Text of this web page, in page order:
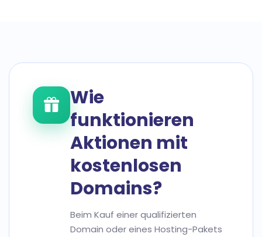
Wie
funktionieren
Aktionen mit
kostenlosen
Domains?
Beim Kauf einer qualifizierten
Domain oder eines Hosting-Pakets